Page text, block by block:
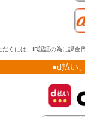
くには、ID認証の為に課金
●d払い